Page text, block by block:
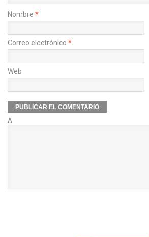
Nombre *
Correo electrónico *
Web
Δ